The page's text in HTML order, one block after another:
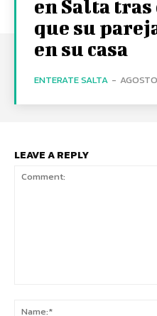
en Salta
que su
en su casa
ENTERATE SALTA -
LEAVE A REPLY